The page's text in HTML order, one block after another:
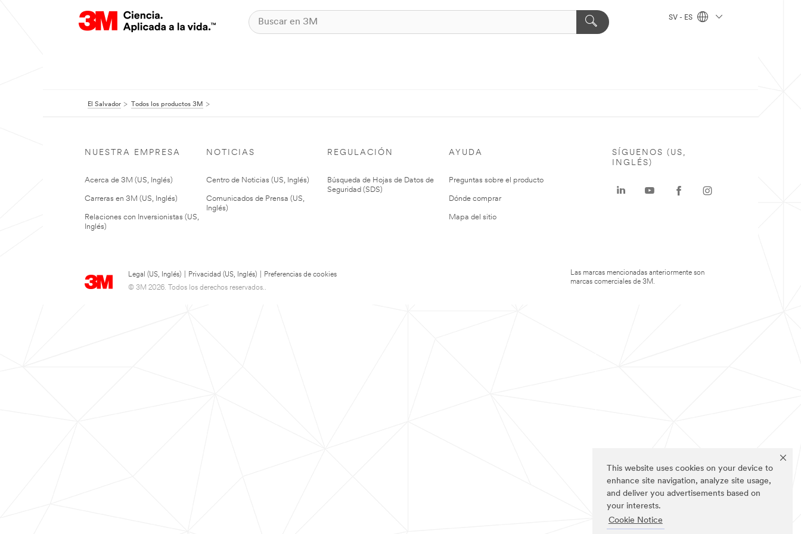
This website uses cookies on your device to
enhance site navigation, analyze site usage,
and deliver you advertisements based on
your interests.
Cookie Notice
SV - ES
El Salvador Todos los productos 3M
NUESTRA EMPRESA
Acerca de 3M (US, Inglés)
Carreras en 3M (US, Inglés)
Relaciones con Inversionistas (US,
Inglés)
NOTICIAS
Centro de Noticias (US, Inglés)
Comunicados de Prensa (US,
Inglés)
REGULACIÓN
Búsqueda de Hojas de Datos de
Seguridad (SDS)
AYUDA
Preguntas sobre el producto
Dónde comprar
Mapa del sitio
Legal (US, Inglés) Privacidad (US, Inglés)
Preferencias de cookies
© 3M 2026. Todos los derechos reservados..
SÍGUENOS (US,
INGLÉS)
Las marcas mencionadas anteriormente son
marcas comerciales de 3M.